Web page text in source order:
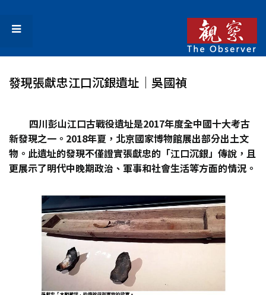
發現張獻忠江口沉銀遺址│吳國禎
四川彭山江口古戰役遺址是2017年度全中國十大考古
新發現之一。2018年夏，北京國家博物館展出部分出土文
物。此遺址的發現不僅證實張獻忠的「江口沉銀」傳說，且
更展示了明代中晚期政治、軍事和社會生活等方面的情況。